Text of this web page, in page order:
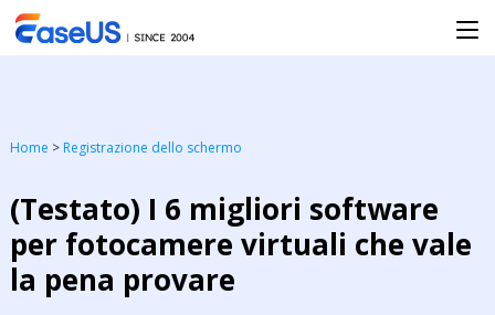
Home > Registrazione dello schermo
(Testato) I 6 migliori software
per fotocamere virtuali che vale
la pena provare